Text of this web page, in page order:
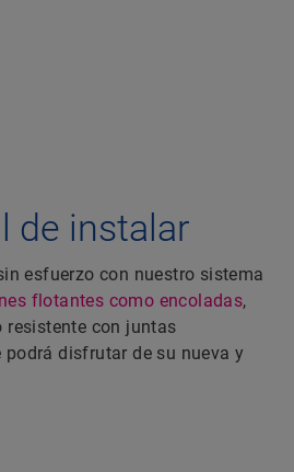
de instalar
esfuerzo con nuestro sistema
flotantes como encoladas,
resistente con juntas
disfrutar de su nueva y